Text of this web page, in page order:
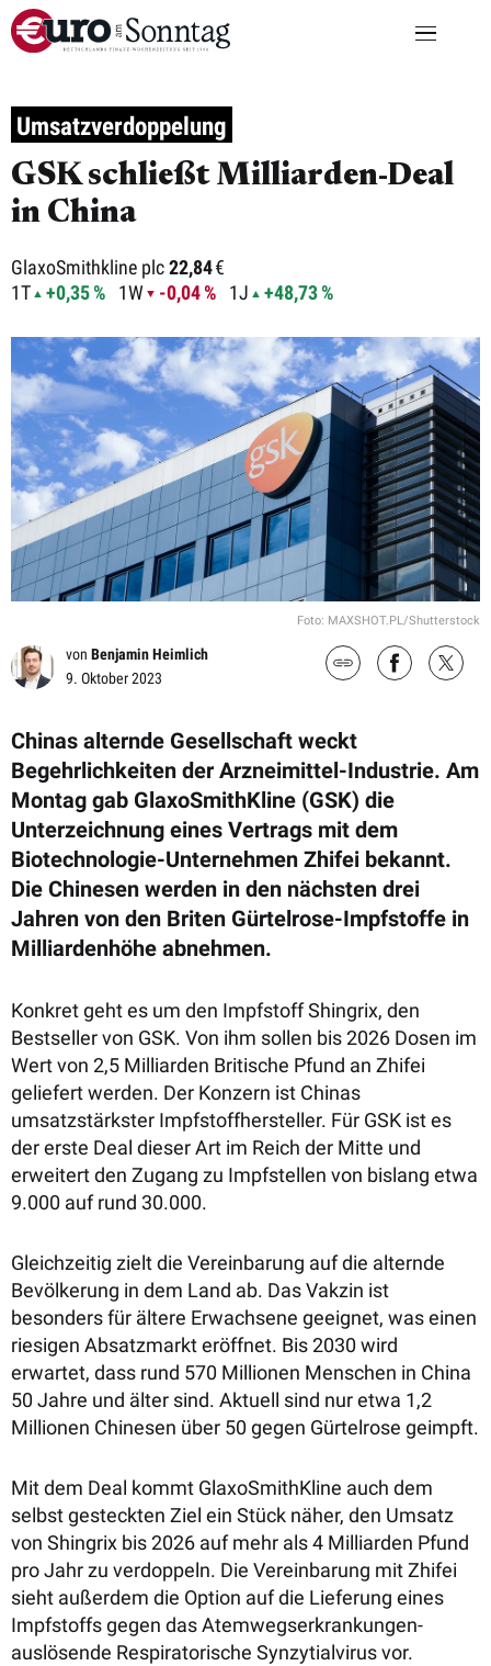
Umsatzverdoppelung
GSK schließt Milliarden-Deal
in China
GlaxoSmithkline plc22,84€
1T
+0,35 % 1W -0,04 % 1J +48,73 %
Foto: MAXSHOT.PL/Shutterstock
von Benjamin Heimlich
9. Oktober 2023
Chinas alternde Gesellschaft weckt
Begehrlichkeiten der Arzneimittel-Industrie. Am
Montag gab GlaxoSmithKline (GSK) die
Unterzeichnung eines Vertrags mit dem
Biotechnologie-Unternehmen Zhifei bekannt.
Die Chinesen werden in den nächsten drei
Jahren von den Briten Gürtelrose-Impfstoffe in
Milliardenhöhe abnehmen.
Konkret geht es um den Impfstoff Shingrix, den
Bestseller von GSK. Von ihm sollen bis 2026 Dosen im
Wert von 2,5 Milliarden Britische Pfund an Zhifei
geliefert werden. Der Konzern ist Chinas
umsatzstärkster Impfstoffhersteller. Für GSK ist es
der erste Deal dieser Art im Reich der Mitte und
erweitert den Zugang zu Impfstellen von bislang etwa
9.000 auf rund 30.000.
Gleichzeitig zielt die Vereinbarung auf die alternde
Bevölkerung in dem Land ab. Das Vakzin ist
besonders für ältere Erwachsene geeignet, was einen
riesigen Absatzmarkt eröffnet. Bis 2030 wird
erwartet, dass rund 570 Millionen Menschen in China
50 Jahre und älter sind. Aktuell sind nur etwa 1,2
Millionen Chinesen über 50 gegen Gürtelrose geimpft.
Mit dem Deal kommt GlaxoSmithKline auch dem
selbst gesteckten Ziel ein Stück näher, den Umsatz
von Shingrix bis 2026 auf mehr als 4 Milliarden Pfund
pro Jahr zu verdoppeln. Die Vereinbarung mit Zhifei
sieht außerdem die Option auf die Lieferung eines
Impfstoffs gegen das Atemwegserkrankungen-
auslösende Respiratorische Synzytialvirus vor.